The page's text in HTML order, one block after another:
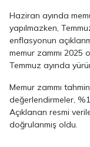
Haziran ayında
yapılmazken,
enflasyonun
memur zammı 2025
Temmuz ayında
Memur zammı
değerlendirmeler,
Açıklanan resmi
doğrulanmış oldu.